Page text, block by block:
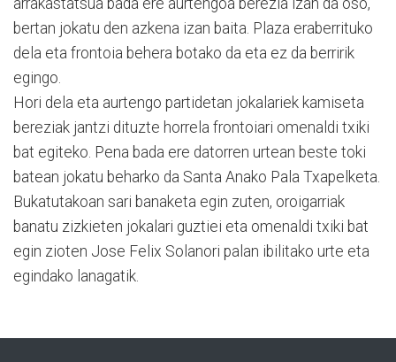
bertan jokatu den azkena izan baita. Plaza eraberrituko
dela eta frontoia behera botako da eta ez da berririk
egingo.
Hori dela eta aurtengo partidetan jokalariek kamiseta
bereziak jantzi dituzte horrela frontoiari omenaldi txiki
bat egiteko. Pena bada ere datorren urtean beste toki
batean jokatu beharko da Santa Anako Pala Txapelketa.
Bukatutakoan sari banaketa egin zuten, oroigarriak
banatu zizkieten jokalari guztiei eta omenaldi txiki bat
egin zioten Jose Felix Solanori palan ibilitako urte eta
egindako lanagatik.